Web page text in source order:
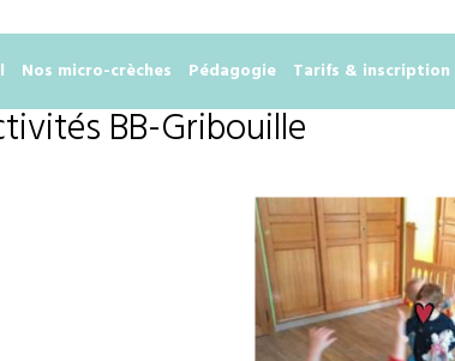
Nos micro-crèches Pédagogie Tarifs & inscription
BB-Gribouille